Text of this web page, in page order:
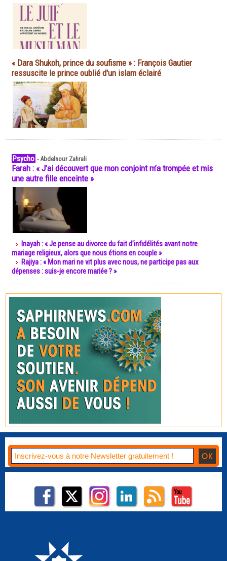
« Dara Shukoh, prince du soufisme » : François Gautier
ressuscite le prince oublié d'un islam éclairé
Psycho -Abdelnour Zahrali
Farah : « J’ai découvert que mon conjoint m’a trompée et mis
une autre fille enceinte »
Inayah : « Je pense au divorce du fait d’infidélités avant notre
mariage religieux, alors que nous étions en couple »
Rajiya : « Mon mari ne vit plus avec nous, ne participe pas aux
dépenses : suis-je encore mariée ? »